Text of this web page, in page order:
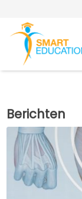
Berichten